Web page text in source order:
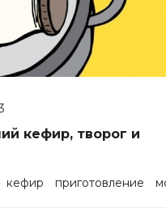
кефир, творог и
кефир приготовление